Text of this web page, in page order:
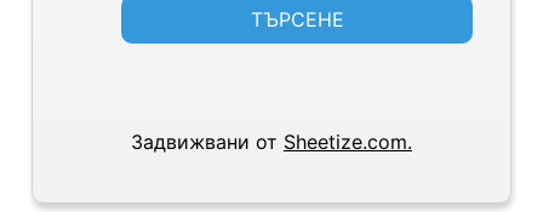
ТЪРСЕНЕ
Задвижвани от Sheetize.com.